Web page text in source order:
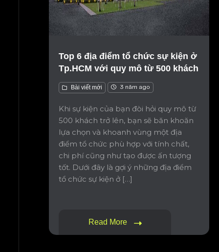
Top 6 địa điểm tổ chức sự kiện ở
Tp.HCM với quy mô từ 500 khách
Bài viết mới 3 năm ago
Khi sự kiện của bạn đòi hỏi quy mô từ
500 khách trở lên, bạn sẽ băn khoăn
lựa chọn và khoanh vùng một địa
điểm tổ chức phù hợp với tính chất,
chi phí cũng như tạo được ấn tượng
tốt. Dưới đây là gợi ý những địa điểm
tổ chức sự kiện ở […]
Read More